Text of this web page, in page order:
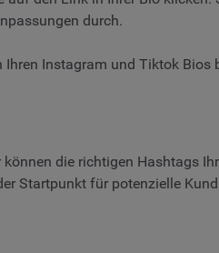
durch.
Instagram und Tiktok Bios
die richtigen Hashtags
Startpunkt für potenzielle